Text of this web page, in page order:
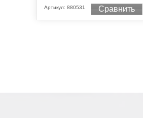
Артикул: 880531 Сравнить